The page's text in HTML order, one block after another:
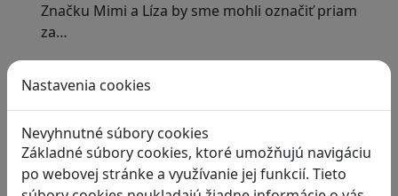
Nastavenia cookies
Nevyhnutné súbory cookies
Základné súbory cookies, ktoré umožňujú navigáciu
po webovej stránke a využívanie jej funkcií. Tieto
Značku Mimi a Líza by sme mohli označiť priam
za…
RECENZIE